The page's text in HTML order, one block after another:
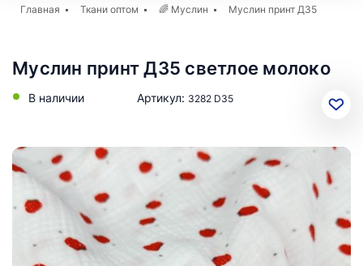
Главная Ткани оптом 🌈 Муслин Муслин принт Д35
Муслин принт Д35 светлое молоко
В наличии Артикул: 3282 D35